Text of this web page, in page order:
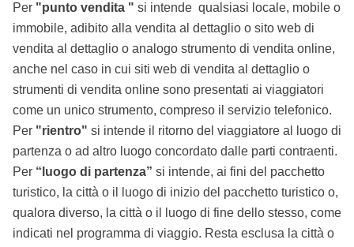
Per "punto vendita " si intende qualsiasi locale, mobile o
immobile, adibito alla vendita al dettaglio o sito web di
vendita al dettaglio o analogo strumento di vendita online,
anche nel caso in cui siti web di vendita al dettaglio o
strumenti di vendita online sono presentati ai viaggiatori
come un unico strumento, compreso il servizio telefonico.
Per "rientro" si intende il ritorno del viaggiatore al luogo di
partenza o ad altro luogo concordato dalle parti contraenti.
Per “luogo di partenza” si intende, ai fini del pacchetto
turistico, la città o il luogo di inizio del pacchetto turistico o,
qualora diverso, la città o il luogo di fine dello stesso, come
indicati nel programma di viaggio. Resta esclusa la città o